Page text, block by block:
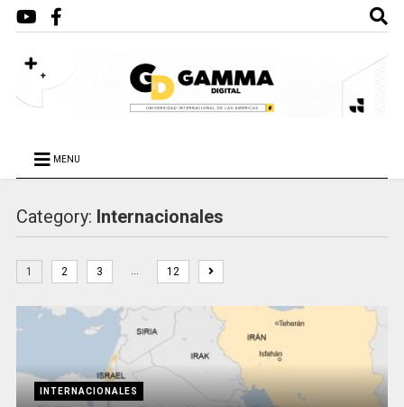
MENU
Category: Internacionales
1 2 3 … 12
INTERNACIONALES